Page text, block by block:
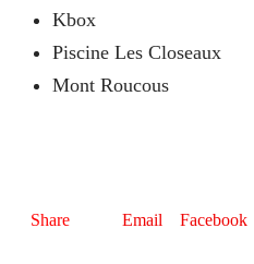
Kbox
Piscine Les Closeaux
Mont Roucous
Share Email Facebook